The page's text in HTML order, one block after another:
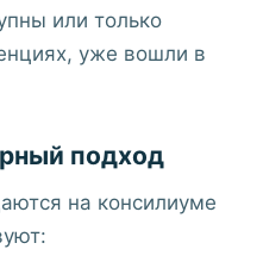
или только
уже вошли в
подход
на консилиуме